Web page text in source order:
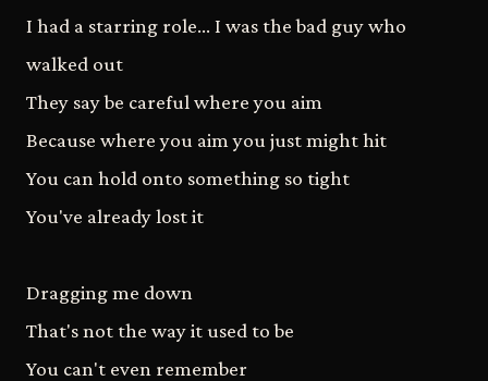
I had a starring role... I was the bad guy who
walked out
They say be careful where you aim
Because where you aim you just might hit
You can hold onto something so tight
You've already lost it
Dragging me down
That's not the way it used to be
You can't even remember